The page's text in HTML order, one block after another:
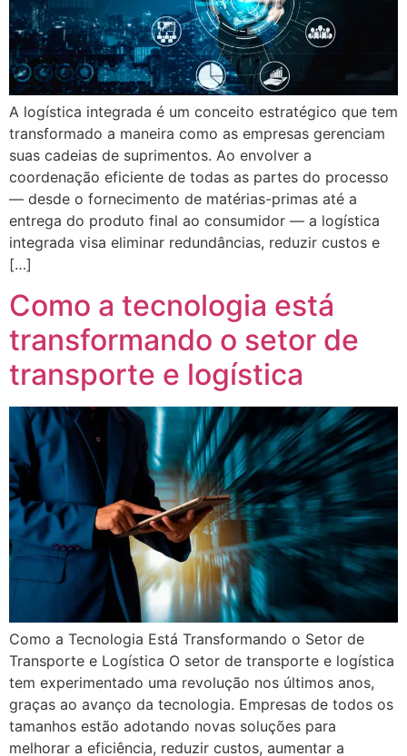
A logística integrada é um conceito estratégico que tem
transformado a maneira como as empresas gerenciam
suas cadeias de suprimentos. Ao envolver a
coordenação eficiente de todas as partes do processo
— desde o fornecimento de matérias-primas até a
entrega do produto final ao consumidor — a logística
integrada visa eliminar redundâncias, reduzir custos e
[…]
Como a tecnologia está
transformando o setor de
transporte e logística
Como a Tecnologia Está Transformando o Setor de
Transporte e Logística O setor de transporte e logística
tem experimentado uma revolução nos últimos anos,
graças ao avanço da tecnologia. Empresas de todos os
tamanhos estão adotando novas soluções para
melhorar a eficiência, reduzir custos, aumentar a